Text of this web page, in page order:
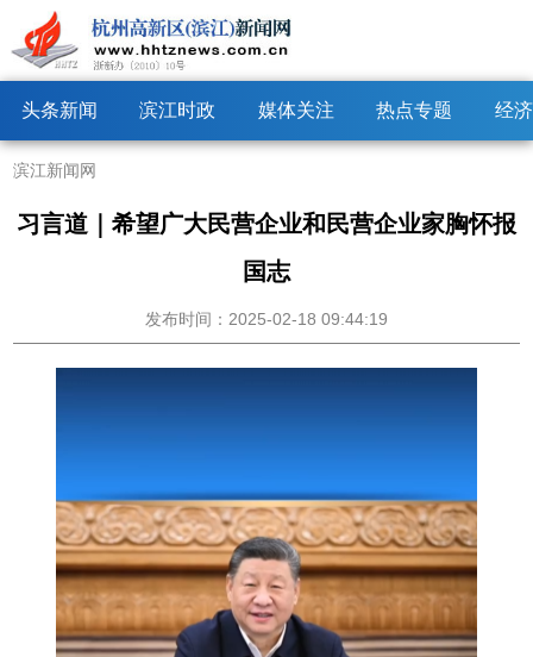
头条新闻 滨江时政 媒体关注 热点专题 经
滨江新闻网
习言道｜希望广大民营企业和民营企业家胸怀报
国志
发布时间：2025-02-18 09:44:19